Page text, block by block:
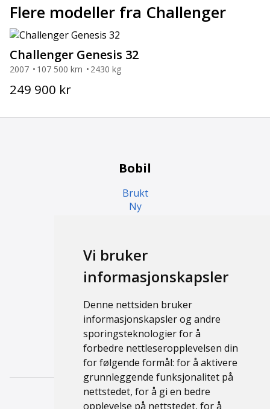
Vi bruker
informasjonskapsler
Denne nettsiden bruker
informasjonskapsler og andre
sporingsteknologier for å
forbedre nettleseropplevelsen din
for følgende formål: for å aktivere
grunnleggende funksjonalitet på
nettstedet, for å gi en bedre
opplevelse på nettstedet, for å
Flere modeller fra Challenger
Challenger Genesis 32
2007 107 500 km 2430 kg
249 900 kr
Bobil
Brukt
Ny
Brukt
Ny
Support
Kontakt
Personvernerklæring